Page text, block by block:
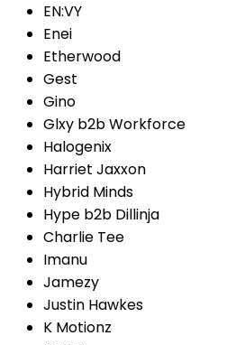
EN:VY
Enei
Etherwood
Gest
Gino
Glxy b2b Workforce
Halogenix
Harriet Jaxxon
Hybrid Minds
Hype b2b Dillinja
Charlie Tee
Imanu
Jamezy
Justin Hawkes
K Motionz